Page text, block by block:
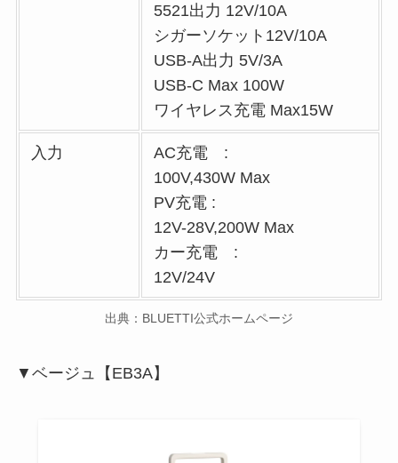
5521出力 12V/10A
シガーソケット12V/10A
USB-A出力 5V/3A
USB-C Max 100W
ワイヤレス充電 Max15W
入力
AC充電 :
100V,430W Max
PV充電 :
12V-28V,200W Max
カー充電 :
12V/24V
出典：BLUETTI公式ホームページ
▼ベージュ【EB3A】